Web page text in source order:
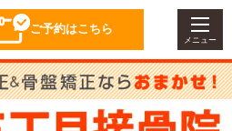
ご予約はこちら
メニュー